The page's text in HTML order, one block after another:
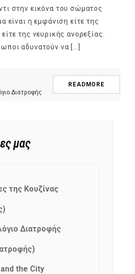
στην εικόνα του σώματος
είναι η εμφάνιση είτε της
της νευρικής ανορεξίας.
αδυνατούν να […]
Διατροφής
READMORE
μας
της Κουζίνας
Διατροφής
the City